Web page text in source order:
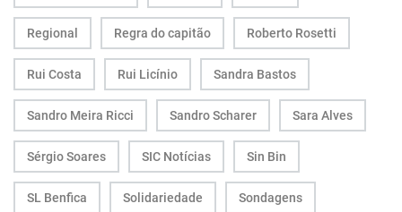
Regional Regra do capitão Roberto Rosetti
Rui Costa Rui Licínio Sandra Bastos
Sandro Meira Ricci Sandro Scharer Sara Alves
Sérgio Soares SIC Notícias Sin Bin
SL Benfica Solidariedade Sondagens